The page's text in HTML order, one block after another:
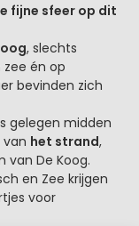
fijne sfeer op dit
, slechts
én op
bevinden zich
gelegen midden
het strand,
van De Koog.
en Zee krijgen
voor